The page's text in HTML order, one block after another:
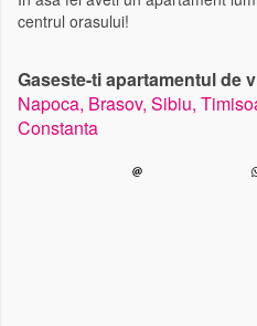
centrul orasului!
Gaseste-ti apartamentul de
Napoca, Brasov, Sibiu,
Constanta